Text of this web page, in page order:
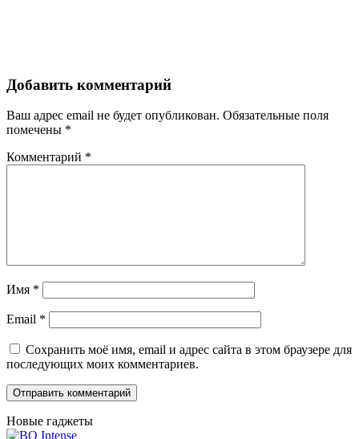
Добавить комментарий
Ваш адрес email не будет опубликован. Обязательные поля
помечены *
Комментарий *
Имя *
Email *
Сохранить моё имя, email и адрес сайта в этом браузере для
последующих моих комментариев.
Новые гаджеты